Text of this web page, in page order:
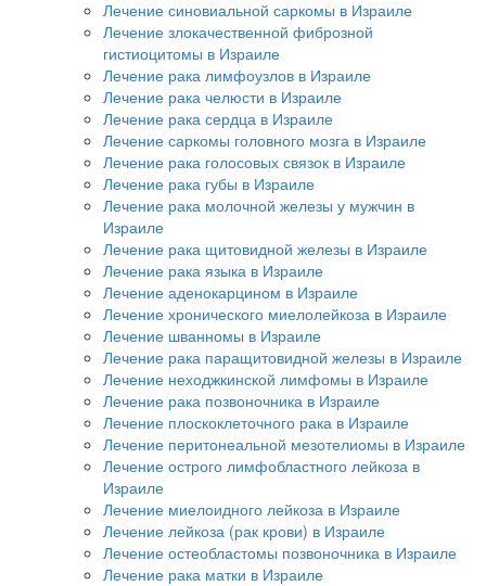
Лечение синовиальной саркомы в Израиле
Лечение злокачественной фиброзной
гистиоцитомы в Израиле
Лечение рака лимфоузлов в Израиле
Лечение рака челюсти в Израиле
Лечение рака сердца в Израиле
Лечение саркомы головного мозга в Израиле
Лечение рака голосовых связок в Израиле
Лечение рака губы в Израиле
Лечение рака молочной железы у мужчин в
Израиле
Лечение рака щитовидной железы в Израиле
Лечение рака языка в Израиле
Лечение аденокарцином в Израиле
Лечение хронического миелолейкоза в Израиле
Лечение шванномы в Израиле
Лечение рака паращитовидной железы в Израиле
Лечение неходжкинской лимфомы в Израиле
Лечение рака позвоночника в Израиле
Лечение плоскоклеточного рака в Израиле
Лечение перитонеальной мезотелиомы в Израиле
Лечение острого лимфобластного лейкоза в
Израиле
Лечение миелоидного лейкоза в Израиле
Лечение лейкоза (рак крови) в Израиле
Лечение остеобластомы позвоночника в Израиле
Лечение рака матки в Израиле